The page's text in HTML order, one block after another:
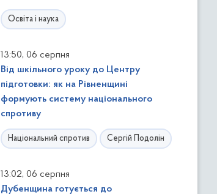
Освіта і наука
13:50, 06 серпня
Від шкільного уроку до Центру
підготовки: як на Рівненщині
формують систему національного
спротиву
Національний спротив Сергій Подолін
13:02, 06 серпня
Дубенщина готується до